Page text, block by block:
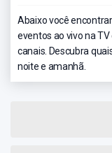
Abaixo você
eventos ao vivo na
canais. Descubra
noite e amanhã.